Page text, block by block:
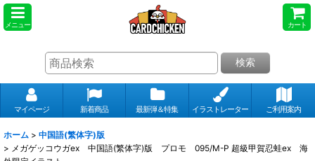
メニュー カート
検索
マイページ 新着商品 最新弾＆特集 イラストレーター ご利用案内
ホーム > 中国語(繁体字)版
> メガゲッコウガex 中国語(繁体字)版 プロモ 095/M-P 超級甲賀忍蛙ex 海